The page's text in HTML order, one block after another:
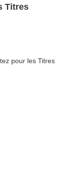
Titres